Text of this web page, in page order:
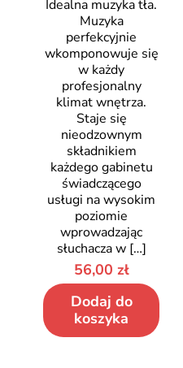
Idealna muzyka tła.
Muzyka
perfekcyjnie
wkomponowuje się
w każdy
profesjonalny
klimat wnętrza.
Staje się
nieodzownym
składnikiem
każdego gabinetu
świadczącego
usługi na wysokim
poziomie
wprowadzając
słuchacza w[…]
56,00 zł
Dodaj do
koszyka